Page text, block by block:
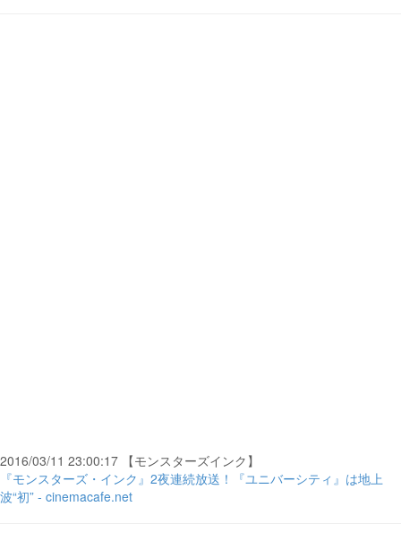
2016/03/11 23:00:17 【モンスターズインク】
『モンスターズ・インク』2夜連続放送！『ユニバーシティ』は地上
波“初” - cinemacafe.net